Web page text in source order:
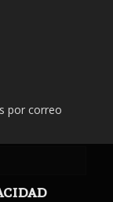
por correo